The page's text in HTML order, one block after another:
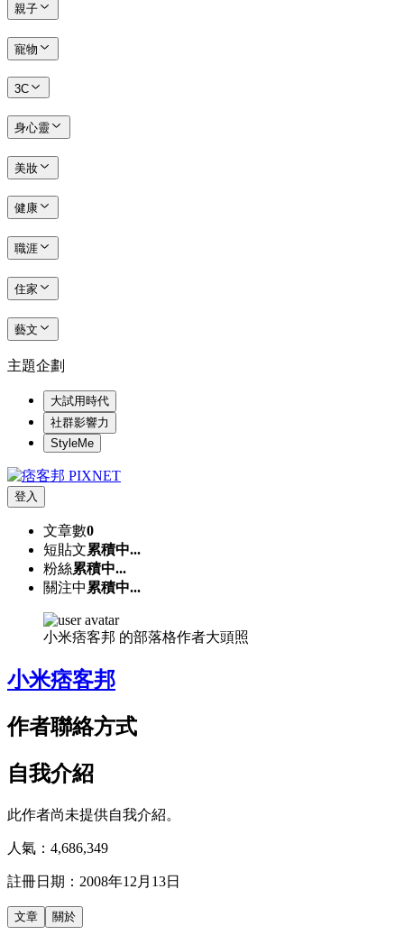
親子
寵物
3C
身心靈
美妝
健康
職涯
住家
藝文
主題企劃
大試用時代
社群影響力
StyleMe
登入
文章數0
短貼文累積中...
粉絲累積中...
關注中 累積中...
小米痞客邦 的部落格作者大頭照
小米痞客邦
作者聯絡方式
自我介紹
此作者尚未提供自我介紹。
人氣： 4,686,349
註冊日期： 2008年12月13日
文章 關於